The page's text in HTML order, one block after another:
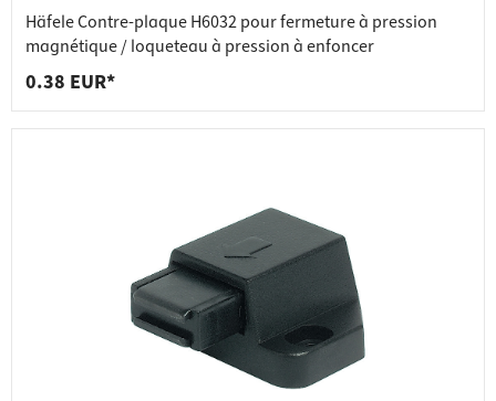
Häfele Contre-plaque H6032 pour fermeture à pression
magnétique / loqueteau à pression à enfoncer
0.38 EUR*